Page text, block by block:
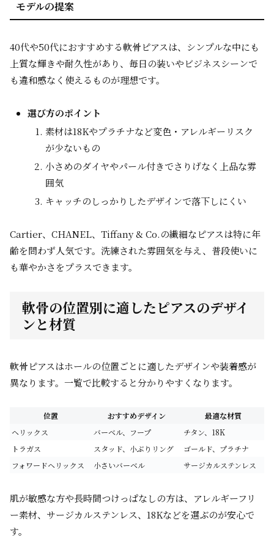
モデルの提案
40代や50代におすすめする軟骨ピアスは、シンプルな中にも
上質な輝きや耐久性があり、毎日の装いやビジネスシーンで
も違和感なく使えるものが理想です。
選び方のポイント
素材は18Kやプラチナなど変色・アレルギーリスク
が少ないもの
小さめのダイヤやパール付きでさりげなく上品な雰
囲気
キャッチのしっかりしたデザインで落下しにくい
Cartier、CHANEL、Tiffany & Co.の繊細なピアスは特に年
齢を問わず人気です。洗練された雰囲気を与え、普段使いに
も華やかさをプラスできます。
軟骨の位置別に適したピアスのデザイ
ンと材質
軟骨ピアスはホールの位置ごとに適したデザインや装着感が
異なります。一覧で比較すると分かりやすくなります。
位置 おすすめデザイン
最適な材質
ヘリックス
バーベル、フープ
チタン、18K
トラガス
スタッド、小ぶりリング
ゴールド、プラチナ
フォワードヘリックス
小さいバーベル サージカルステンレス
肌が敏感な方や長時間つけっぱなしの方は、アレルギーフリ
ー素材、サージカルステンレス、18Kなどを選ぶのが安心で
す。